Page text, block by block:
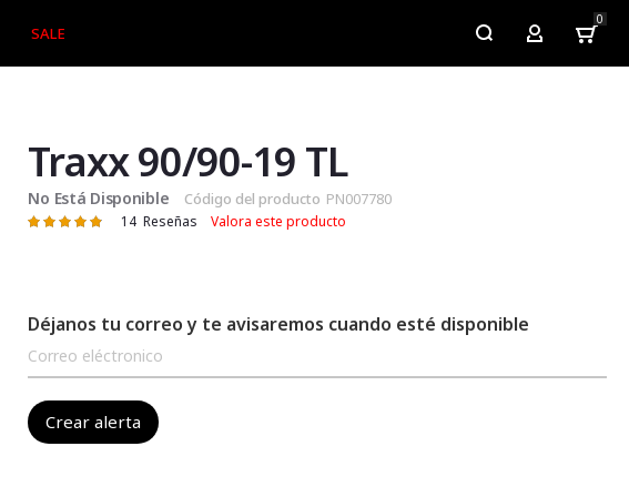
SALE My Account
0
Traxx 90/90-19 TL
No Está Disponible Código del producto PN007780
Valoración: 14 Reseñas Valora este producto
Déjanos tu correo y te avisaremos cuando esté disponible